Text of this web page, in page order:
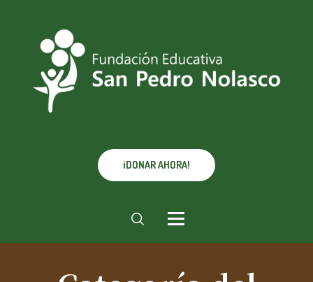
¡DONAR AHORA!